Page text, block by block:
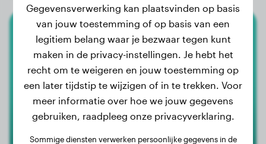
Briard
Azzar
Gegevensverwerking kan plaatsvinden op basis
van jouw toestemming of op basis van een
legitiem belang waar je bezwaar tegen kunt
maken in de privacy-instellingen. Je hebt het
recht om te weigeren en jouw toestemming op
een later tijdstip te wijzigen of in te trekken. Voor
meer informatie over hoe we jouw gegevens
gebruiken, raadpleeg onze privacyverklaring.
Sommige diensten verwerken persoonlijke gegevens in de